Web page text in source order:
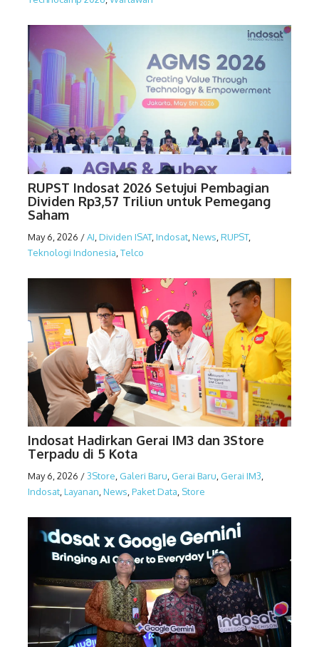
RUPST Indosat 2026 Setujui Pembagian
Dividen Rp3,57 Triliun untuk Pemegang
Saham
May 6, 2026 /AI Dividen ISAT, Indosat News RUPST,
Teknologi Indonesia Telco
Indosat Hadirkan Gerai IM3 dan 3Store
Terpadu di 5 Kota
May 6, 2026 /3Store Galeri Baru Gerai Baru Gerai IM3
Indosat Layanan News Paket Data Store